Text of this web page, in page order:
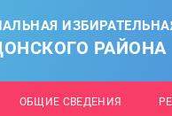
РАЙОНА
ОБЩИЕ СВЕДЕНИЯ